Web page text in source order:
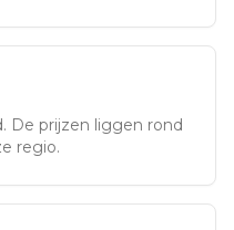
. De prijzen liggen rond
regio.